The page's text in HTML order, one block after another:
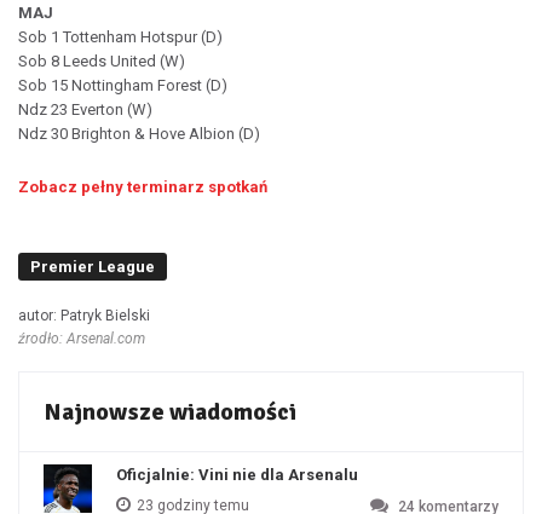
MAJ
Sob 1 Tottenham Hotspur (D)
Sob 8 Leeds United (W)
Sob 15 Nottingham Forest (D)
Ndz 23 Everton (W)
Ndz 30 Brighton & Hove Albion (D)
Zobacz pełny terminarz spotkań
Premier League
autor: Patryk Bielski
źrodło: Arsenal.com
Najnowsze wiadomości
Oficjalnie: Vini nie dla Arsenalu
23 godziny temu 24 komentarzy